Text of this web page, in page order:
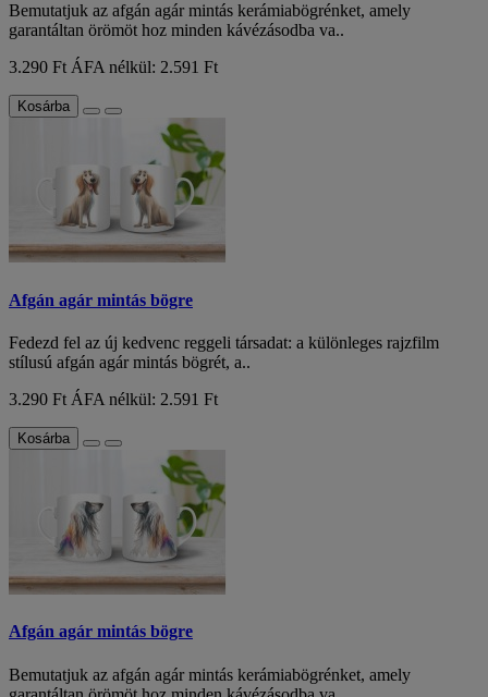
Bemutatjuk az afgán agár mintás kerámiabögrénket, amely
garantáltan örömöt hoz minden kávézásodba va..
3.290 FtÁFA nélkül: 2.591 Ft
Kosárba
Afgán agár mintás bögre
Fedezd fel az új kedvenc reggeli társadat: a különleges rajzfilm
stílusú afgán agár mintás bögrét, a..
3.290 Ft ÁFA nélkül: 2.591 Ft
Kosárba
Afgán agár mintás bögre
Bemutatjuk az afgán agár mintás kerámiabögrénket, amely